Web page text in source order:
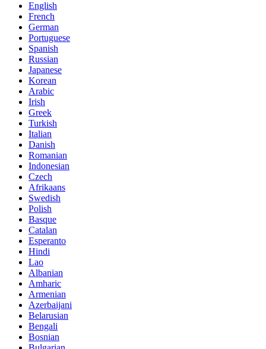
English
French
German
Portuguese
Spanish
Russian
Japanese
Korean
Arabic
Irish
Greek
Turkish
Italian
Danish
Romanian
Indonesian
Czech
Afrikaans
Swedish
Polish
Basque
Catalan
Esperanto
Hindi
Lao
Albanian
Amharic
Armenian
Azerbaijani
Belarusian
Bengali
Bosnian